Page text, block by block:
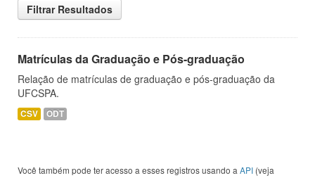
Filtrar Resultados
Matrículas da Graduação e Pós-graduação
Relação de matrículas de graduação e pós-graduação da
UFCSPA.
CSV ODT
Você também pode ter acesso a esses registros usando a API (veja